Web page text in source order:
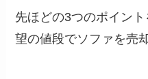
先ほどの3つのポイン
望の値段でソファを売